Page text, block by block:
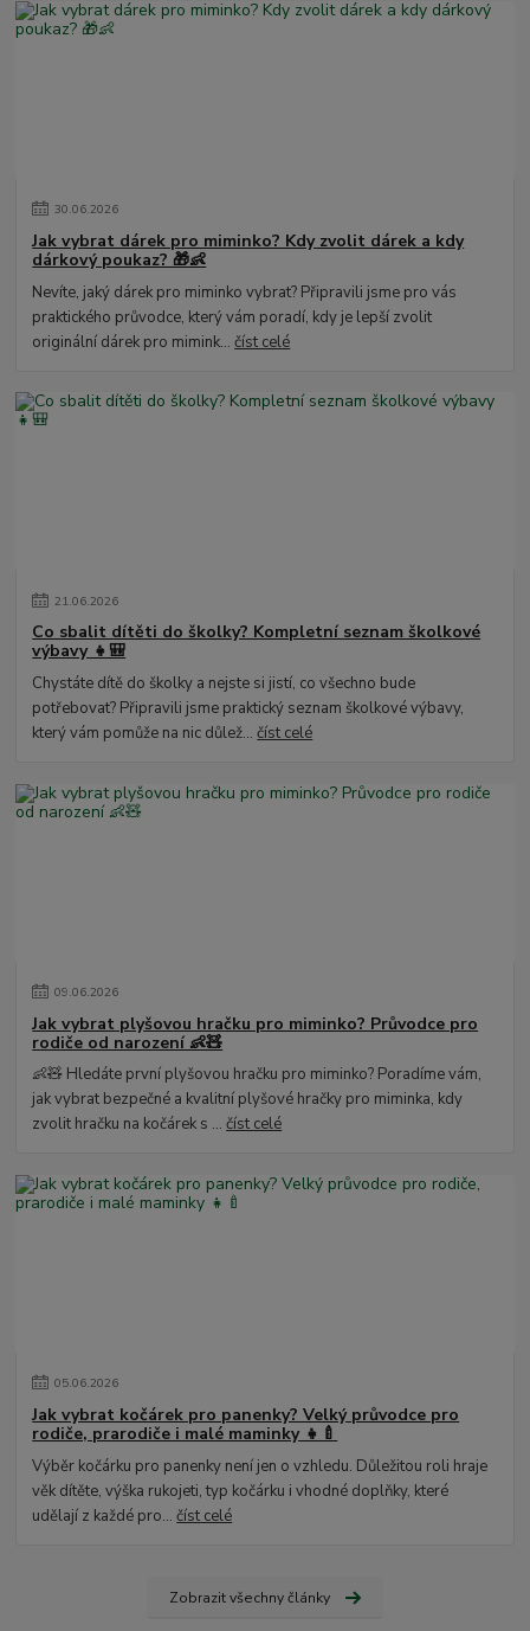
30.06.2026
Jak vybrat dárek pro miminko? Kdy zvolit dárek a kdy
dárkový poukaz? 🎁👶
Nevíte, jaký dárek pro miminko vybrat? Připravili jsme pro vás
praktického průvodce, který vám poradí, kdy je lepší zvolit
originální dárek pro mimink...číst celé
21.06.2026
Co sbalit dítěti do školky? Kompletní seznam školkové
výbavy 👧🎒
Chystáte dítě do školky a nejste si jistí, co všechno bude
potřebovat? Připravili jsme praktický seznam školkové výbavy,
který vám pomůže na nic důlež...číst celé
09.06.2026
Jak vybrat plyšovou hračku pro miminko? Průvodce pro
rodiče od narození 👶🧸
👶🧸 Hledáte první plyšovou hračku pro miminko? Poradíme vám,
jak vybrat bezpečné a kvalitní plyšové hračky pro miminka, kdy
zvolit hračku na kočárek s ...číst celé
05.06.2026
Jak vybrat kočárek pro panenky? Velký průvodce pro
rodiče, prarodiče i malé maminky 👧🍼
Výběr kočárku pro panenky není jen o vzhledu. Důležitou roli hraje
věk dítěte, výška rukojeti, typ kočárku i vhodné doplňky, které
udělají z každé pro...číst celé
Zobrazit všechny články